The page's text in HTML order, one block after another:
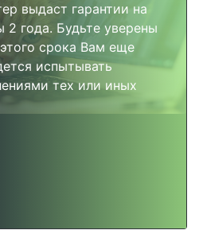
выдаст гарантии на
2 года. Будьте уверены
срока Вам еще
испытывать
тех или иных